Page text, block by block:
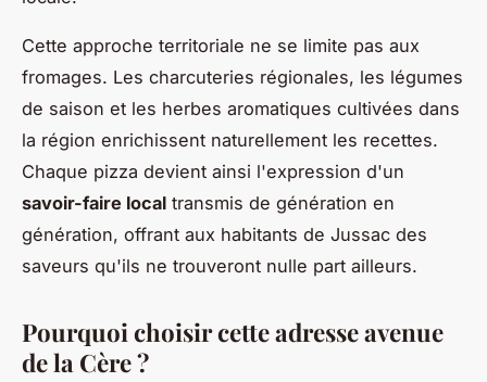
Cette approche territoriale ne se limite pas aux
fromages. Les charcuteries régionales, les légumes
de saison et les herbes aromatiques cultivées dans
la région enrichissent naturellement les recettes.
Chaque pizza devient ainsi l'expression d'un
savoir-faire local transmis de génération en
génération, offrant aux habitants de Jussac des
saveurs qu'ils ne trouveront nulle part ailleurs.
Pourquoi choisir cette adresse avenue
de la Cère ?